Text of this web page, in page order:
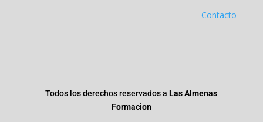
Contacto
Todos los derechos reservados a Las Almenas
Formacion